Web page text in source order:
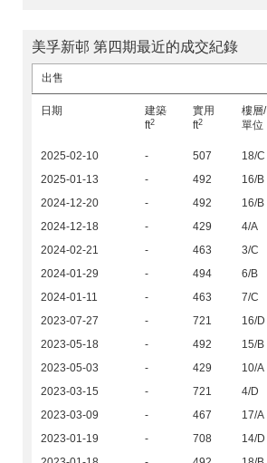
美孚新邨 第四期最近的成交紀錄
出售
日期
建築
ft2
實用
ft2
樓層/
單位
2025-02-10 - 507 18/C
2025-01-13
- 492 16/B
2024-12-20
- 492 16/B
2024-12-18
- 429 4/A
2024-02-21
- 463 3/C
2024-01-29
- 494 6/B
2024-01-11
- 463 7/C
2023-07-27
- 721 16/D
2023-05-18
- 492 15/B
2023-05-03
- 429 10/A
2023-03-15
- 721 4/D
2023-03-09
- 467 17/A
2023-01-19
- 708 14/D